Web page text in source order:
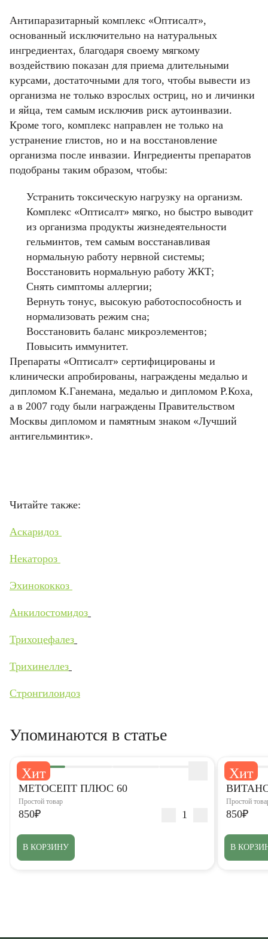
Антипаразитарный комплекс «Оптисалт»,
основанный исключительно на натуральных
ингредиентах, благодаря своему мягкому
воздействию показан для приема длительными
курсами, достаточными для того, чтобы вывести из
организма не только взрослых остриц, но и личинки
и яйца, тем самым исключив риск аутоинвазии.
Кроме того, комплекс направлен не только на
устранение глистов, но и на восстановление
организма после инвазии. Ингредиенты препаратов
подобраны таким образом, чтобы:
Устранить токсическую нагрузку на организм.
Комплекс «Оптисалт» мягко, но быстро выводит
из организма продукты жизнедеятельности
гельминтов, тем самым восстанавливая
нормальную работу нервной системы;
Восстановить нормальную работу ЖКТ;
Снять симптомы аллергии;
Вернуть тонус, высокую работоспособность и
нормализовать режим сна;
Восстановить баланс микроэлементов;
Повысить иммунитет.
Препараты «Оптисалт» сертифицированы и
клинически апробированы, награждены медалью и
дипломом К.Ганемана, медалью и дипломом Р.Коха,
а в 2007 году были награждены Правительством
Москвы дипломом и памятным знаком «Лучший
антигельминтик».
Читайте также:
Аскаридоз
Некатороз
Эхинококкоз
Анкилостомидоз
Трихоцефалез
Трихинеллез
Стронгилоидоз
Упоминаются в статье
Хит
5,0
МЕТОСЕПТ ПЛЮС 60
Простой товар
850₽
В КОРЗИНУ
Хит
5,0
Простой
850₽
В